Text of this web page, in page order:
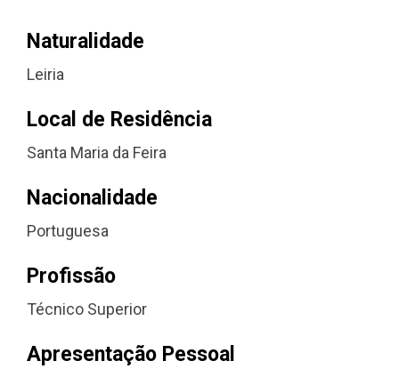
Naturalidade
Leiria
Local de Residência
Santa Maria da Feira
Nacionalidade
Portuguesa
Profissão
Técnico Superior
Apresentação Pessoal